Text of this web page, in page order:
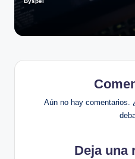
Publicado
por
Aún no hay comentarios.
Deja una